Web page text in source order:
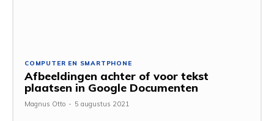
COMPUTER EN SMARTPHONE
Afbeeldingen achter of voor tekst
plaatsen in Google Documenten
Magnus Otto - 5 augustus 2021